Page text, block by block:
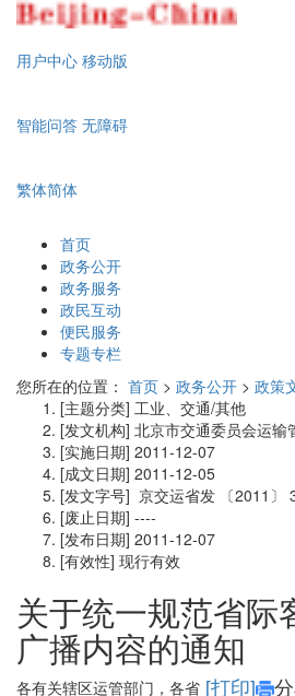
用户中心 移动版
智能问答 无障碍
繁体简体
首页
政务公开
政务服务
政民互动
便民服务
专题专栏
您所在的位置： 首页 > 政务公开 > 政策
[主题分类] 工业、交通/其他
[发文机构] 北京市交通委员会运输
[实施日期] 2011-12-07
[成文日期] 2011-12-05
[发文字号] 京交运省发 〔2011〕
[废止日期] ----
[发布日期] 2011-12-07
[有效性] 现行有效
关于统一规范省际
广播内容的通知
[打印]
各有关辖区运管部门，各省